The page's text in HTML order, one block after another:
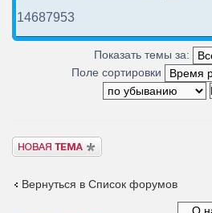
14687953
Показать темы за:
Поле сортировки
Новая тема
Вернуться в Список форумов